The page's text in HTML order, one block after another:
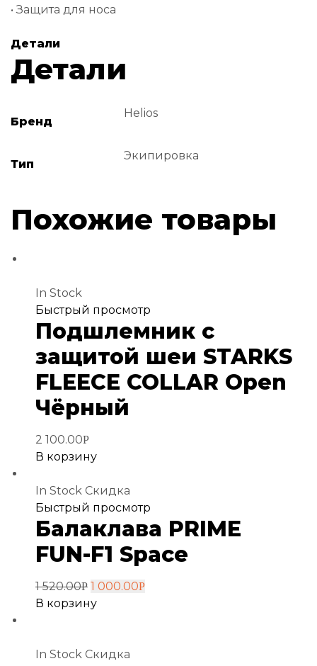
• Защита для носа
Детали
Детали
Бренд
Helios
Тип
Экипировка
Похожие товары
In Stock
Добавить
в
избранное
Быстрый просмотр
Подшлемник с
защитой шеи STARKS
FLEECE COLLAR Open
Чёрный
2 100.00Р
В корзину
In Stock Скидка
Добавить
в
Быстрый просмотр
Балаклава PRIME
FUN-F1 Space
1 520.00Р 1 000.00Р
В корзину
In Stock Скидка